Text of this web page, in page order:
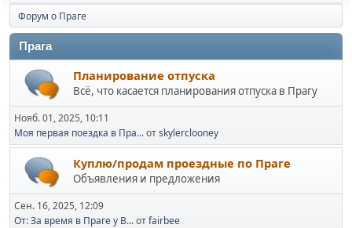
Форум о Праге
Прага
Планирование отпуска
Всё, что касается планирования отпуска в Прагу
Нояб. 01, 2025, 10:11
Моя первая поездка в Пра...отskylerclooney
Куплю/продам проездные по Праге
Объявления и предложения
Сен. 16, 2025, 12:09
От: За время в Праге у В...отfairbee